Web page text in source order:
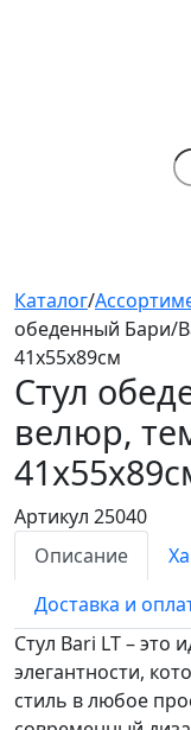
Каталог/
обеденный Бари/
41х55х89см
Стул
велюр,
Артикул 25040
Описание
Доставка и
Стул Bari LT – это
элегантности,
стиль в любое